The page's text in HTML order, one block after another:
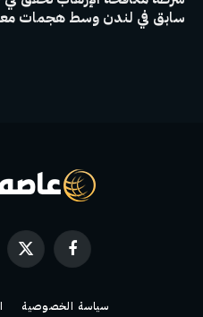
سابق في لندن وسط هجمات
فيسبوك
X
سياسة الخصوصية